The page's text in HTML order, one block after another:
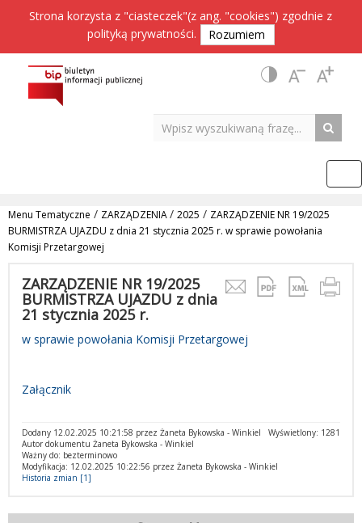
Strona korzysta z "ciasteczek"(z ang. "cookies") zgodnie z
polityką prywatności. Rozumiem
Menu Tematyczne / ZARZĄDZENIA/ 2025 / ZARZĄDZENIE NR 19/2025
BURMISTRZA UJAZDU z dnia 21 stycznia 2025 r. w sprawie powołania
Komisji Przetargowej
ZARZĄDZENIE NR 19/2025
BURMISTRZA UJAZDU z dnia
21 stycznia 2025 r.
w sprawie powołania Komisji Przetargowej
Załącznik
Wyświetlony: 1281
Dodany 12.02.2025 10:21:58 przez Żaneta Bykowska - Winkiel
Autor dokumentu Żaneta Bykowska - Winkiel
Ważny do: bezterminowo
Modyfikacja: 12.02.2025 10:22:56 przez Żaneta Bykowska - Winkiel
Historia zmian [1]